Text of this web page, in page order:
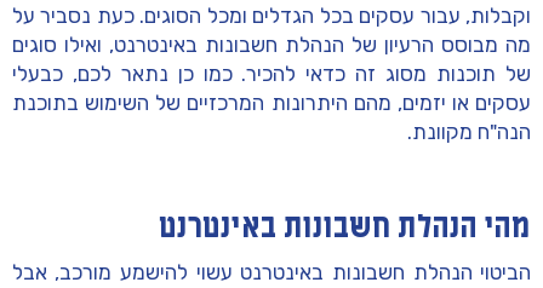
וקבלות, עבור עסקים בכל הגדלים ומכל הסוגים. כעת נסביר על
מה מבוסס הרעיון של הנהלת חשבונות באינטרנט, ואילו סוגים
של תוכנות מסוג זה כדאי להכיר. כמו כן נתאר לכם, כבעלי
עסקים או יזמים, מהם היתרונות המרכזיים של השימוש בתוכנת
הנה"ח מקוונת.
מהי הנהלת חשבונות באינטרנט
הביטוי הנהלת חשבונות באינטרנט עשוי להישמע מורכב, אבל